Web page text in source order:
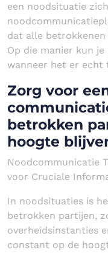
een noodsituatie
dat alle
Op die manier kun
wanneer het er echt
Zorg voor
betrokken
hoogte
Noodcommunicatie
voor Cruciale
In noodsituaties is
betrokken partijen,
overheidsinstanties
constant op de